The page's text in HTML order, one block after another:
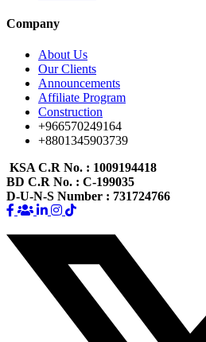
Company
About Us
Our Clients
Announcements
Affiliate Program
Construction
+966570249164
+8801345903739
KSA C.R No. : 1009194418
BD C.R No. : C-199035
D-U-N-S Number : 731724766